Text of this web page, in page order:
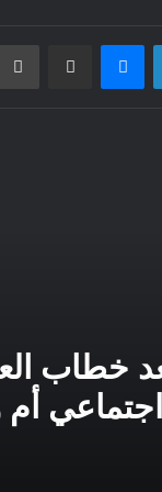
لينكدإن ماسنجر مشاركة عبر البريد
خطاب
أم